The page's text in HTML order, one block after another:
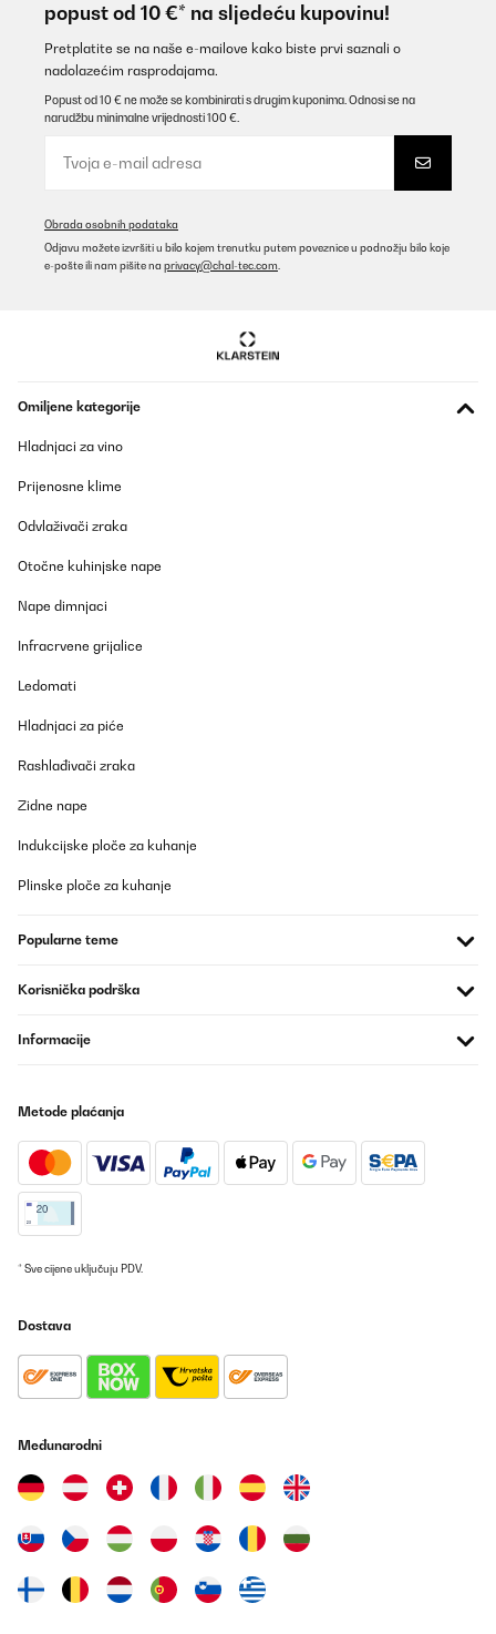
popust od 10 €* na sljedeću kupovinu!
Pretplatite se na naše e-mailove kako biste prvi saznali o
nadolazećim rasprodajama.
Popust od 10 € ne može se kombinirati s drugim kuponima. Odnosi se na
narudžbu minimalne vrijednosti 100 €.
Obrada osobnih podataka
Odjavu možete izvršiti u bilo kojem trenutku putem poveznice u podnožju bilo koje
e-pošte ili nam pišite na privacy@chal-tec.com
Omiljene kategorije
Hladnjaci za vino
Prijenosne klime
Odvlaživači zraka
Otočne kuhinjske nape
Nape dimnjaci
Infracrvene grijalice
Ledomati
Hladnjaci za piće
Rashlađivači zraka
Zidne nape
Indukcijske ploče za kuhanje
Plinske ploče za kuhanje
Popularne teme
Korisnička podrška
Informacije
Metode plaćanja
* Sve cijene uključuju PDV.
Dostava
Međunarodni